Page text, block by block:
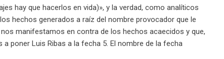
hay que hacerlos en vida)», y la verdad, como analíticos
hechos generados a raíz del nombre provocador que le
manifestamos en contra de los hechos acaecidos y que,
poner Luis Ribas a la fecha 5. El nombre de la fecha